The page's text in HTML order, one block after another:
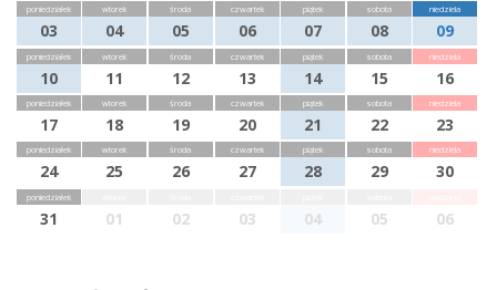
poniedziałek
03
wtorek
04
środa
05
czwartek
06
piątek
07
sobota
08
niedziela
09
poniedziałek
10
wtorek
11
środa
12
czwartek
13
piątek
14
sobota
15
niedziela
16
poniedziałek
17
wtorek
18
środa
19
czwartek
20
piątek
21
sobota
22
niedziela
23
poniedziałek
24
wtorek
25
środa
26
czwartek
27
piątek
28
sobota
29
niedziela
30
poniedziałek
31 01 02 03 04 05 06